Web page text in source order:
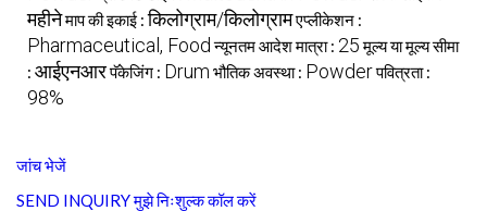
महीनेमाप की इकाई :किलोग्राम/किलोग्रामएप्लीकेशन :
Pharmaceutical, Food न्यूनतम आदेश मात्रा : 25 मूल्य या मूल्य सीमा
: आईएनआरपॅकेजिंग : Drum भौतिक अवस्था : Powderपवित्रता :
98%
जांच भेजें
SEND INQUIRYमुझे निःशुल्क कॉल करें